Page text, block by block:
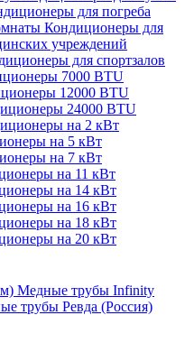
для погреба
Кондиционеры для
учреждений
для спортзалов
7000 BTU
12000 BTU
24000 BTU
на 2 кВт
на 5 кВт
на 7 кВт
на 11 кВт
на 14 кВт
на 16 кВт
на 18 кВт
на 20 кВт
Медные трубы Infinity
трубы Ревда (Россия)